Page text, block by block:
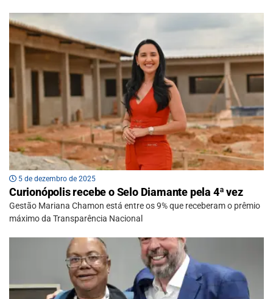
5 de dezembro de 2025
Curionópolis recebe o Selo Diamante pela 4ª vez
Gestão Mariana Chamon está entre os 9% que receberam o prêmio
máximo da Transparência Nacional